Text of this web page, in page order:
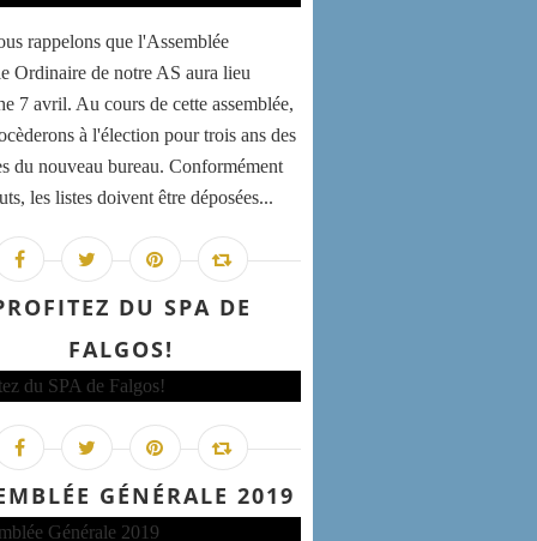
rappelons que l'Assemblée
Ordinaire de notre AS aura lieu
7 avril. Au cours de cette assemblée,
à l'élection pour trois ans des
du nouveau bureau. Conformément
les listes doivent être déposées...
DU SPA DE
FALGOS!
GÉNÉRALE 2019